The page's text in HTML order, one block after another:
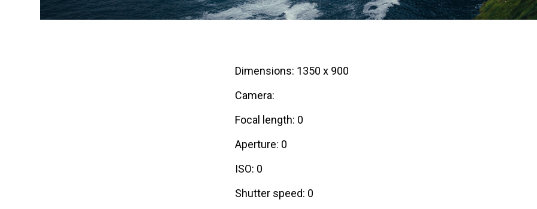
Dimensions: 1350 x 900
Camera:
Focal length: 0
Aperture: 0
ISO: 0
Shutter speed: 0